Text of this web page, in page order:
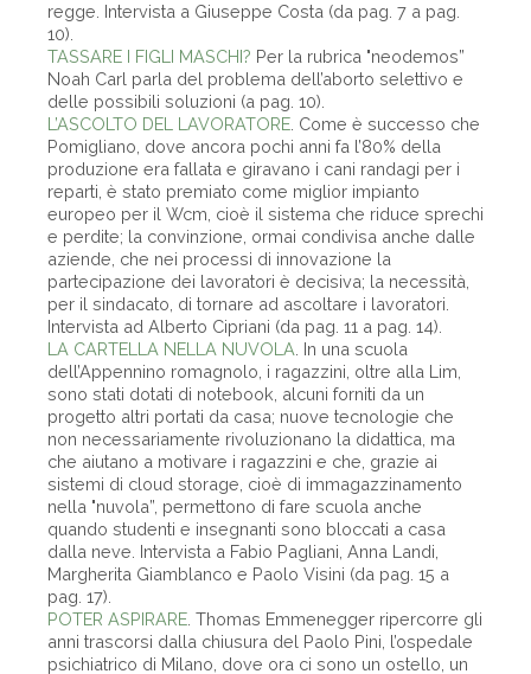
regge. Intervista a Giuseppe Costa (da pag. 7 a pag.
10).
TASSARE I FIGLI MASCHI? Per la rubrica "neodemos”
Noah Carl parla del problema dell’aborto selettivo e
delle possibili soluzioni (a pag. 10).
L’ASCOLTO DEL LAVORATORE . Come è successo che
Pomigliano, dove ancora pochi anni fa l’80% della
produzione era fallata e giravano i cani randagi per i
reparti, è stato premiato come miglior impianto
europeo per il Wcm, cioè il sistema che riduce sprechi
e perdite; la convinzione, ormai condivisa anche dalle
aziende, che nei processi di innovazione la
partecipazione dei lavoratori è decisiva; la necessità,
per il sindacato, di tornare ad ascoltare i lavoratori.
Intervista ad Alberto Cipriani (da pag. 11 a pag. 14).
LA CARTELLA NELLA NUVOLA . In una scuola
dell’Appennino romagnolo, i ragazzini, oltre alla Lim,
sono stati dotati di notebook, alcuni forniti da un
progetto altri portati da casa; nuove tecnologie che
non necessariamente rivoluzionano la didattica, ma
che aiutano a motivare i ragazzini e che, grazie ai
sistemi di cloud storage, cioè di immagazzinamento
nella "nuvola”, permettono di fare scuola anche
quando studenti e insegnanti sono bloccati a casa
dalla neve. Intervista a Fabio Pagliani, Anna Landi,
Margherita Giamblanco e Paolo Visini (da pag. 15 a
pag. 17).
POTER ASPIRARE . Thomas Emmenegger ripercorre gli
anni trascorsi dalla chiusura del Paolo Pini, l’ospedale
psichiatrico di Milano, dove ora ci sono un ostello, un